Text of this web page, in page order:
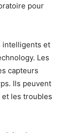
pour
intelligents et
Les
capteurs
Ils peuvent
les troubles